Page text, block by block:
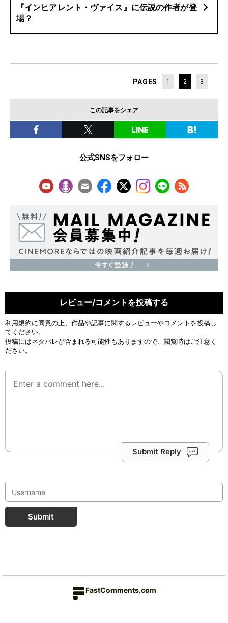
『インヒアレント・ヴァイス』に伝説の作者が登
場？
PAGES 1 2 3
この記事をシェア
公式SNSをフォロー
レビュー/コメントを投稿する
利用規約に同意の上、作品や記事に関するレビューやコメントを投稿し
てください。
投稿にはネタバレが含まれる可能性もありますので、閲覧時はご注意く
ださい。
Submit Reply
Submit
FastComments.com